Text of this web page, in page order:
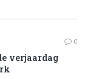
0
verjaardag